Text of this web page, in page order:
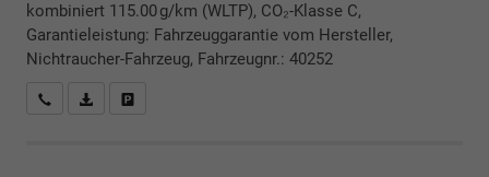
kombiniert 115.00 g/km (WLTP), CO₂-Klasse C,
Garantieleistung: Fahrzeuggarantie vom Hersteller,
Nichtraucher-Fahrzeug, Fahrzeugnr.: 40252
Rückrufbitte absenden
PDF-Datei, Fahrzeugexposé drucken